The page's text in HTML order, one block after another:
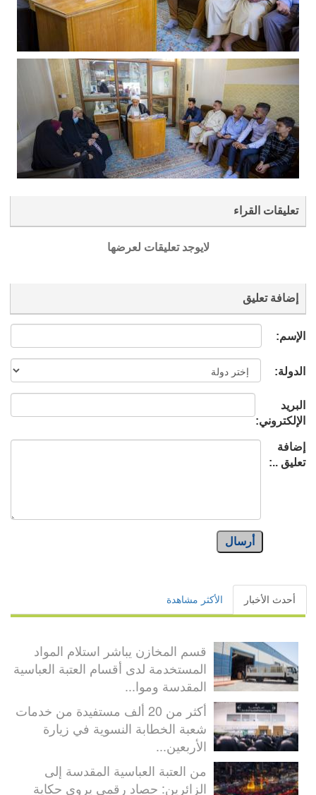
تعليقات القراء
لايوجد تعليقات لعرضها
إضافة تعليق
الإسم:
الدولة:
البريد
الإلكتروني:
إضافة
تعليق ..:
أرسال
أحدث الأخبار الأكثر مشاهدة
قسم المخازن يباشر استلام المواد
المستخدمة لدى أقسام العتبة العباسية
المقدسة وموا...
أكثر من 20 ألف مستفيدة من خدمات
شعبة الخطابة النسوية في زيارة
الأربعين...
من العتبة العباسية المقدسة إلى
الزائرين: حصاد رقمي يروي حكاية